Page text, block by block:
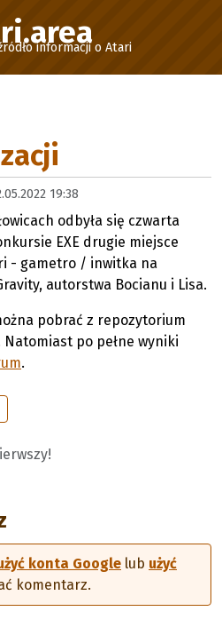
informacji o Atari
19:38
odbyła się czwarta
EXE drugie miejsce
- gametro / inwitka na
autorstwa Bocianu i Lisa.
pobrać z repozytorium
Natomiast po pełne wyniki
.
konta Google lub użyć
komentarz.